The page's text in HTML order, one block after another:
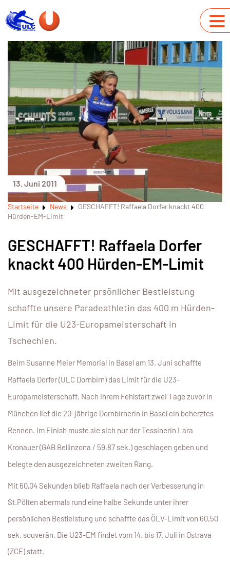
13. Juni 2011
Startseite News
GESCHAFFT! Raffaela Dorfer knackt 400
Hürden-EM-Limit
GESCHAFFT! Raffaela Dorfer
knackt 400 Hürden-EM-Limit
Mit ausgezeichneter prsönlicher Bestleistung
schaffte unsere Paradeathletin das 400 m Hürden-
Limit für die U23-Europameisterschaft in
Tschechien.
Beim Susanne Meier Memorial in Basel am 13. Juni schaffte
Raffaela Dorfer (ULC Dornbirn) das Limit für die U23-
Europameisterschaft. Nach Ihrem Fehlstart zwei Tage zuvor in
München lief die 20-jährige Dornbirnerin in Basel ein beherztes
Rennen. Im Finish muste sie sich nur der Tessinerin Lara
Kronauer (GAB Bellinzona / 59,87 sek.) geschlagen geben und
belegte den ausgezeichneten zweiten Rang.
Mit 60,04 Sekunden blieb Raffaela nach der Verbesserung in
St.Pölten abermals rund eine halbe Sekunde unter ihrer
persönlichen Bestleistung und schaffte das ÖLV-Limit von 60,50
sek. souverän. Die U23-EM findet vom 14. bis 17. Juli in Ostrava
(ZCE) statt.